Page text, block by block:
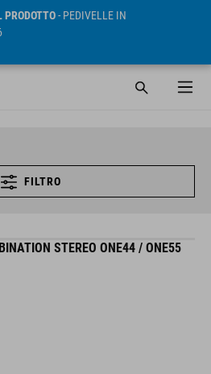
PRODOTTO- PEDIVELLE IN
FILTRO
STEREO ONE44 / ONE55